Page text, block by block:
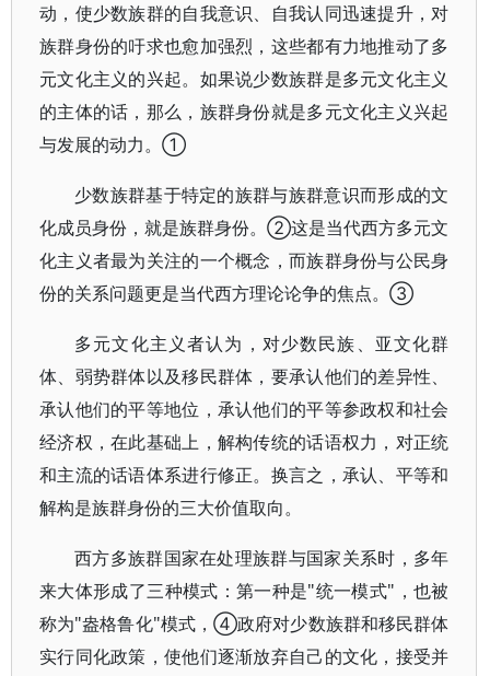
动，使少数族群的自我意识、自我认同迅速提升，对
族群身份的吁求也愈加强烈，这些都有力地推动了多
元文化主义的兴起。如果说少数族群是多元文化主义
的主体的话，那么，族群身份就是多元文化主义兴起
与发展的动力。①
少数族群基于特定的族群与族群意识而形成的文
化成员身份，就是族群身份。②这是当代西方多元文
化主义者最为关注的一个概念，而族群身份与公民身
份的关系问题更是当代西方理论论争的焦点。③
多元文化主义者认为，对少数民族、亚文化群
体、弱势群体以及移民群体，要承认他们的差异性、
承认他们的平等地位，承认他们的平等参政权和社会
经济权，在此基础上，解构传统的话语权力，对正统
和主流的话语体系进行修正。换言之，承认、平等和
解构是族群身份的三大价值取向。
西方多族群国家在处理族群与国家关系时，多年
来大体形成了三种模式：第一种是"统一模式"，也被
称为"盎格鲁化"模式，④政府对少数族群和移民群体
实行同化政策，使他们逐渐放弃自己的文化，接受并